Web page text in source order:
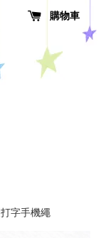
購物車
字手機繩